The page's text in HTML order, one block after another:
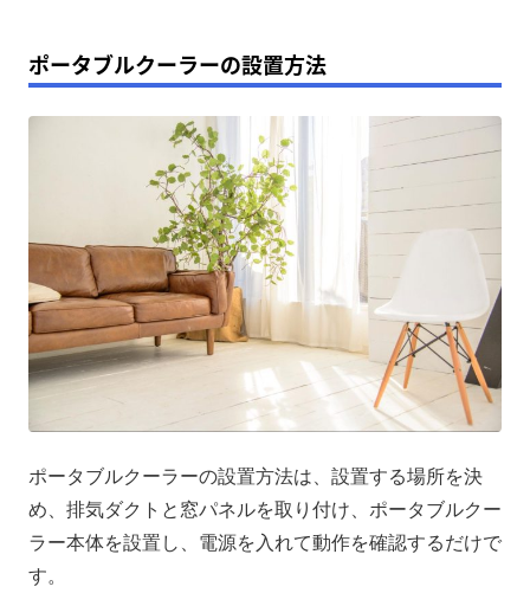
ポータブルクーラーの設置方法
ポータブルクーラーの設置方法は、設置する場所を決
め、排気ダクトと窓パネルを取り付け、ポータブルクー
ラー本体を設置し、電源を入れて動作を確認するだけで
す。